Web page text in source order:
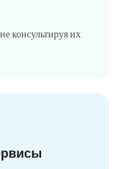
консультируя их